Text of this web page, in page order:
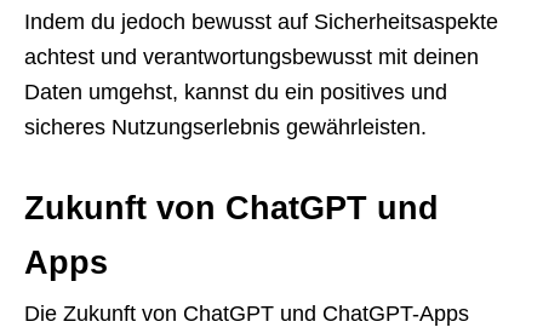
Indem du jedoch bewusst auf Sicherheitsaspekte
achtest und verantwortungsbewusst mit deinen
Daten umgehst, kannst du ein positives und
sicheres Nutzungserlebnis gewährleisten.
Zukunft von ChatGPT und
Apps
Die Zukunft von ChatGPT und ChatGPT-Apps